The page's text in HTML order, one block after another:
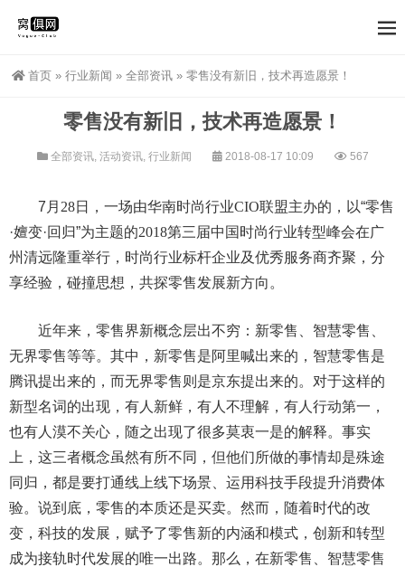
首页 » 行业新闻 » 全部资讯 » 零售没有新旧，技术再造愿景！
零售没有新旧，技术再造愿景！
全部资讯, 活动资讯, 行业新闻 2018-08-17 10:09 567
7月 28日，一场由华南时尚行业CIO联盟主办的，以“零售
·嬗变·回归”为主题的2018第三届中国时尚行业转型峰会在广
州清远隆重举行，时尚行业标杆企业及优秀服务商齐聚，分
享经验，碰撞思想，共探零售发展新方向。
近年来，零售界新概念层出不穷：新零售、智慧零售、
无界零售等等。其中，新零售是阿里喊出来的，智慧零售是
腾讯提出来的，而无界零售则是京东提出来的。对于这样的
新型名词的出现，有人新鲜，有人不理解，有人行动第一，
也有人漠不关心，随之出现了很多莫衷一是的解释。事实
上，这三者概念虽然有所不同，但他们所做的事情却是殊途
同归，都是要打通线上线下场景、运用科技手段提升消费体
验。说到底，零售的本质还是买卖。然而，随着时代的改
变，科技的发展，赋予了零售新的内涵和模式，创新和转型
成为接轨时代发展的唯一出路。那么，在新零售、智慧零售